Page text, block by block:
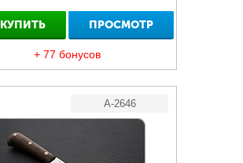
ПРОСМОТР
+ 77 бонусов
A-2646